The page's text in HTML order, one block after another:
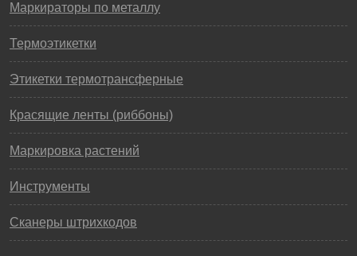
Маркираторы по металлу
Термоэтикетки
Этикетки термотрансферные
Красящие ленты (риббоны)
Маркировка растений
Инструменты
Сканеры штрихкодов